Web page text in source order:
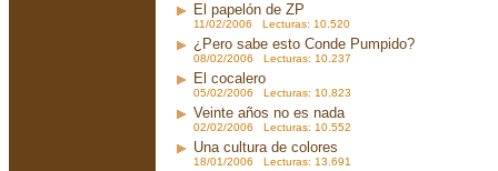
El papelón de ZP
11/02/2006 Lecturas: 10.520
¿Pero sabe esto Conde Pumpido?
08/02/2006 Lecturas: 10.237
El cocalero
05/02/2006 Lecturas: 10.823
Veinte años no es nada
02/02/2006 Lecturas: 10.552
Una cultura de colores
18/01/2006 Lecturas: 13.691